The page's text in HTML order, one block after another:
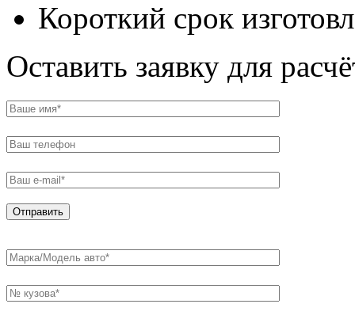
Короткий срок
Оставить заявку для